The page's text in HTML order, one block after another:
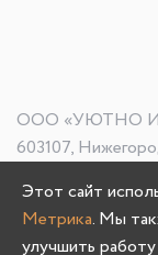
ООО «УЮТНО И
603107,
Этот сайт
Метрика. Мы
улучшить